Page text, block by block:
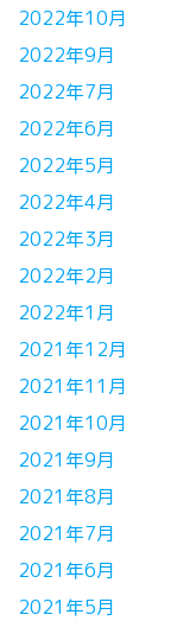
2022年10月
2022年9月
2022年7月
2022年6月
2022年5月
2022年4月
2022年3月
2022年2月
2022年1月
2021年12月
2021年11月
2021年10月
2021年9月
2021年8月
2021年7月
2021年6月
2021年5月